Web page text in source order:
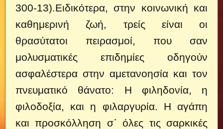
300-13).Ειδικότερα, στην κοινωνική και
καθημερινή ζωή, τρείς είναι οι
θρασύτατοι πειρασμοί, που σαν
μολυσματικές επιδημίες οδηγούν
ασφαλέστερα στην αμετανοησία και τον
πνευματικό θάνατο: Η φιληδονία, η
φιλοδοξία, και η φιλαργυρία. Η αγάπη
και προσκόλληση σ᾽ όλες τις σαρκικές